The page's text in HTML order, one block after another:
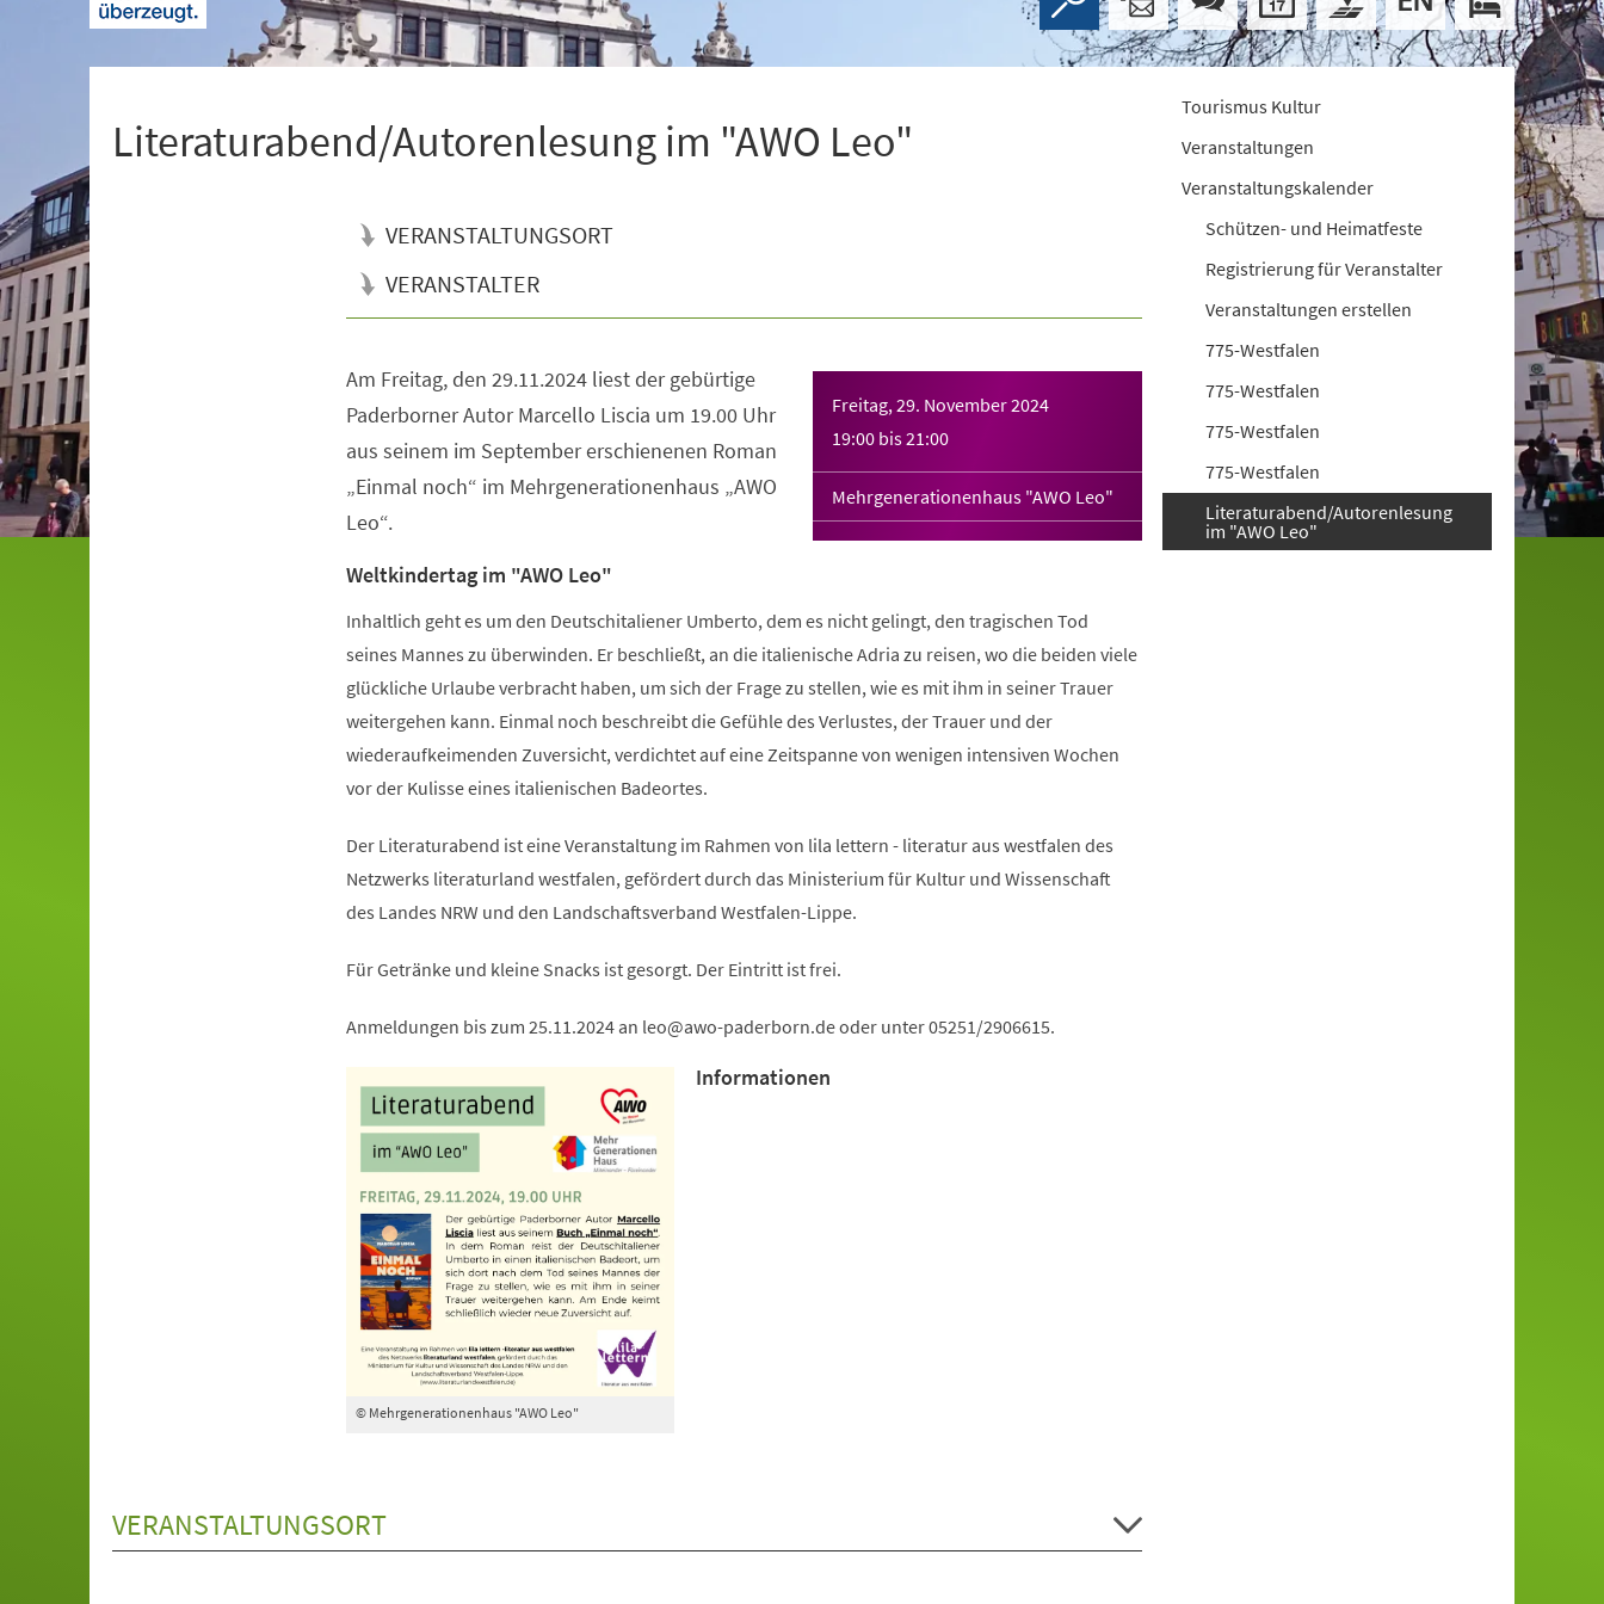
Literaturabend/Autorenlesung im "AWO Leo"
VERANSTALTUNGSORT
VERANSTALTER
Freitag, 29. November 2024
19:00 bis21:00
Mehrgenerationenhaus "AWO Leo"
Am Freitag, den 29.11.2024 liest der gebürtige
Paderborner Autor Marcello Liscia um 19.00 Uhr
aus seinem im September erschienenen Roman
„Einmal noch“ im Mehrgenerationenhaus „AWO
Leo“.
Weltkindertag im "AWO Leo"
Inhaltlich geht es um den Deutschitaliener Umberto, dem es nicht gelingt, den tragischen Tod
seines Mannes zu überwinden. Er beschließt, an die italienische Adria zu reisen, wo die beiden viele
glückliche Urlaube verbracht haben, um sich der Frage zu stellen, wie es mit ihm in seiner Trauer
weitergehen kann. Einmal noch beschreibt die Gefühle des Verlustes, der Trauer und der
wiederaufkeimenden Zuversicht, verdichtet auf eine Zeitspanne von wenigen intensiven Wochen
vor der Kulisse eines italienischen Badeortes.
Der Literaturabend ist eine Veranstaltung im Rahmen von lila lettern - literatur aus westfalen des
Netzwerks literaturland westfalen, gefördert durch das Ministerium für Kultur und Wissenschaft
des Landes NRW und den Landschaftsverband Westfalen-Lippe.
Für Getränke und kleine Snacks ist gesorgt. Der Eintritt ist frei.
Anmeldungen bis zum 25.11.2024 an leo awo-paderborn deoder unter 05251/2906615.
© Mehrgenerationenhaus "AWO Leo"
Informationen
VERANSTALTUNGSORT
Tourismus Kultur
Veranstaltungen
Veranstaltungskalender
Schützen- und Heimatfeste
Registrierung für Veranstalter
Veranstaltungen erstellen
775-Westfalen
775-Westfalen
775-Westfalen
775-Westfalen
Literaturabend/Autorenlesung
im "AWO Leo"